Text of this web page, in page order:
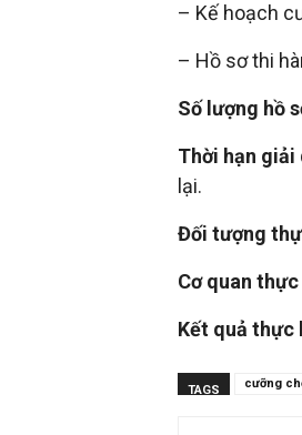
– Kế hoạch
– Hồ sơ thi
Số lượng hồ
Thời hạn giải
lại.
Đối tượng
Cơ quan
Kết quả thực
TAGS cưỡng